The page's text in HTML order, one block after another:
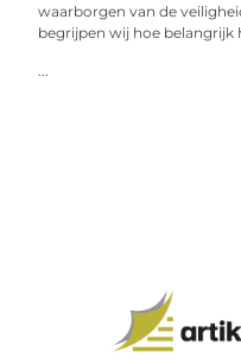
waarborgen van de
begrijpen wij hoe
...